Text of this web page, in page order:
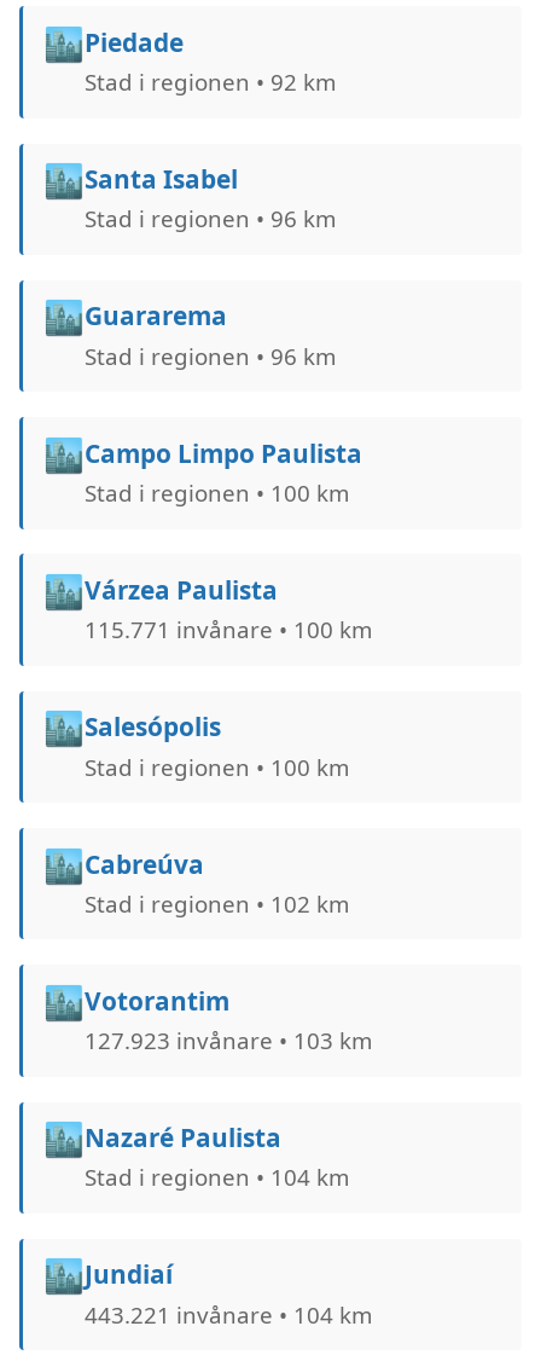
🏙️Piedade
Stad i regionen • 92 km
🏙️Santa Isabel
Stad i regionen • 96 km
🏙️Guararema
Stad i regionen • 96 km
🏙️Campo Limpo Paulista
Stad i regionen • 100 km
🏙️Várzea Paulista
115.771 invånare • 100 km
🏙️Salesópolis
Stad i regionen • 100 km
🏙️Cabreúva
Stad i regionen • 102 km
🏙️Votorantim
127.923 invånare • 103 km
🏙️Nazaré Paulista
Stad i regionen • 104 km
🏙️Jundiaí
443.221 invånare • 104 km